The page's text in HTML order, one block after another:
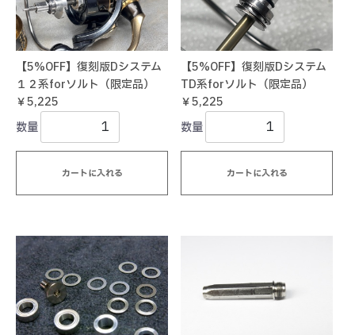
【5%OFF】復刻版Dシステム
１２系forソルト（限定品）
￥5,225
数量
カートに入れる
【5%OFF】復刻版Dシステム
TD系forソルト（限定品）
￥5,225
数量
カートに入れる